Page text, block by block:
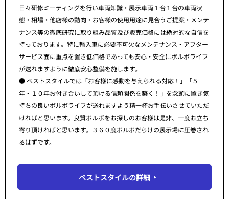
日々研修ミーティングを行い車両知識・展示車両１台１台の車両状
態・相場・他店様の動向・お客様の使用用途に見合うご提案・メンテ
ナンス等の徹底研究に取り組み品質及び販売価格には絶対的な自信を
持っております。特に輸入車に必要不可欠なメンテナンス・アフター
サービス面に重点を置き低価格であっても安心・安全にボルボライフ
が送れますように徹底安心整備を施します。
● ベストスタイルでは「お客様に感動を与えられる対応！」「５
年・１０年お付き合いして頂ける信頼関係を築く！」を念頭に置き気
持ちの良いボルボライフが送れますよう精一杯お手伝いさせていただ
ければと思います。良質ボルボをお探しのお客様は是非、一度お立ち
寄り頂ければと思います。３６０度ボルボだらけの展示場に圧巻され
るはずです。
ベストスタイルの詳細